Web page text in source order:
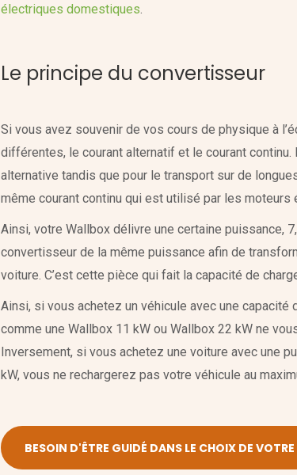
électriques domestiques.
Le principe du convertisseur
Si vous avez souvenir de vos cours de physique à
différentes, le courant alternatif et le courant
alternative tandis que pour le transport sur de
même courant continu qui est utilisé par les
Ainsi, votre Wallbox délivre une certaine puissance,
convertisseur de la même puissance afin de
voiture. C’est cette pièce qui fait la capacité de
Ainsi, si vous achetez un véhicule avec une capacité
comme une Wallbox 11 kW ou Wallbox 22 kW ne
Inversement, si vous achetez une voiture avec une
kW, vous ne rechargerez pas votre véhicule au
BESOIN D'ÊTRE GUIDÉ DANS LE CHOIX DE